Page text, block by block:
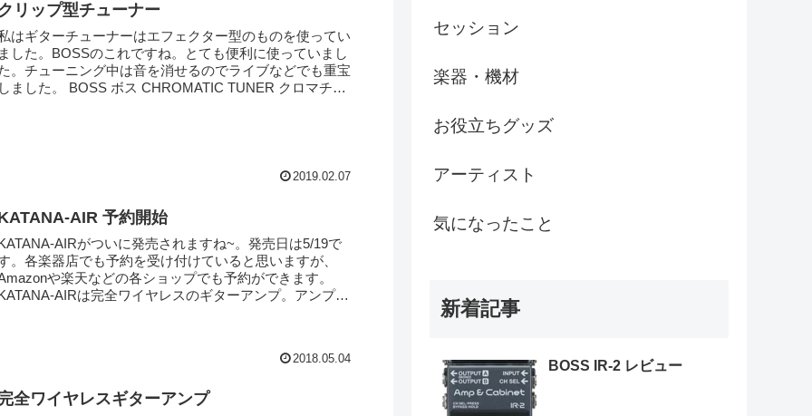
リップ型チューナー
はギターチューナーはエフェクター型のものを使ってい
した。BOSSのこれですね。とても便利に使っていまし
。チューニング中は音を消せるのでライブなどでも重宝
ました。 BOSS ボス CHROMATIC TUNER クロマチッ
2019.02.07
AIR 予約開始
AIRがついに発売されますね~。発売日は5/19で
。各楽器店でも予約を受け付けていると思いますが、
や楽天などの各ショップでも予約ができます。
AIRは完全ワイヤレスのギターアンプ。アンプシ
2018.05.04
全ワイヤレスギターアンプ
セッション
楽器・機材
お役立ちグッズ
アーティスト
気になったこと
新着記事
BOSS IR-2 レビュー